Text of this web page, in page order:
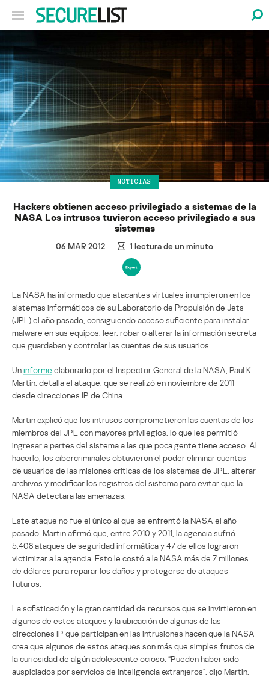
NOTICIAS
Hackers obtienen acceso privilegiado a sistemas de la
NASA Los intrusos tuvieron acceso privilegiado a sus
sistemas
06 MAR 2012 1 lectura de un minuto
La NASA ha informado que atacantes virtuales irrumpieron en los
sistemas informáticos de su Laboratorio de Propulsión de Jets
(JPL) el año pasado, consiguiendo acceso suficiente para instalar
malware en sus equipos, leer, robar o alterar la información secreta
que guardaban y controlar las cuentas de sus usuarios.
Uninforme elaborado por el Inspector General de la NASA, Paul K.
Martin, detalla el ataque, que se realizó en noviembre de 2011
desde direcciones IP de China.
Martin explicó que los intrusos comprometieron las cuentas de los
miembros del JPL con mayores privilegios, lo que les permitió
ingresar a partes del sistema a las que poca gente tiene acceso. Al
hacerlo, los cibercriminales obtuvieron el poder eliminar cuentas
de usuarios de las misiones críticas de los sistemas de JPL, alterar
archivos y modificar los registros del sistema para evitar que la
NASA detectara las amenazas.
Este ataque no fue el único al que se enfrentó la NASA el año
pasado. Martin afirmó que, entre 2010 y 2011, la agencia sufrió
5.408 ataques de seguridad informática y 47 de ellos lograron
victimizar a la agencia. Esto le costó a la NASA más de 7 millones
de dólares para reparar los daños y protegerse de ataques
futuros.
La sofisticación y la gran cantidad de recursos que se invirtieron en
algunos de estos ataques y la ubicación de algunas de las
direcciones IP que participan en las intrusiones hacen que la NASA
crea que algunos de estos ataques son más que simples frutos de
la curiosidad de algún adolescente ocioso. “Pueden haber sido
auspiciados por servicios de inteligencia extranjeros”, dijo Martin.